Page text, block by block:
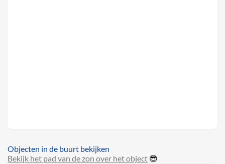
Objecten in de buurt bekijken
Bekijk het pad van de zon over het object 😎